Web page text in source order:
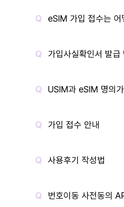
eSIM 가입 접수는 어
가입사실확인서 발
USIM과 eSIM 명의
가입 접수 안내
사용후기 작성법
번호이동 사전동의